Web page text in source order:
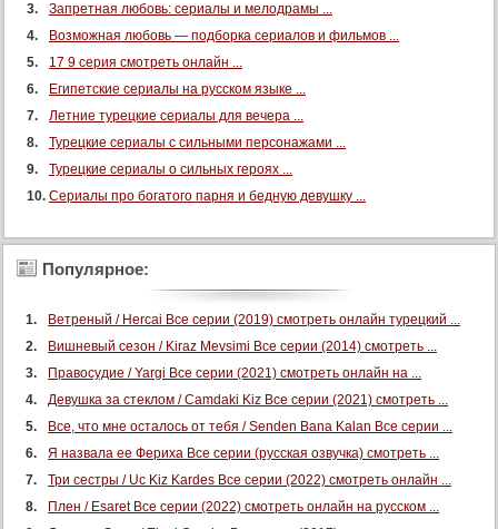
Запретная любовь: сериалы и мелодрамы ...
Возможная любовь — подборка сериалов и фильмов ...
17 9 серия смотреть онлайн ...
Египетские сериалы на русском языке ...
Летние турецкие сериалы для вечера ...
Турецкие сериалы с сильными персонажами ...
Турецкие сериалы о сильных героях ...
Сериалы про богатого парня и бедную девушку ...
Популярное:
Ветреный / Hercai Все серии (2019) смотреть онлайн турецкий ...
Вишневый сезон / Kiraz Mevsimi Все серии (2014) смотреть ...
Правосудие / Yargi Все серии (2021) смотреть онлайн на ...
Девушка за стеклом / Camdaki Kiz Все серии (2021) смотреть ...
Все, что мне осталось от тебя / Senden Bana Kalan Все серии ...
Я назвала ее Фериха Все серии (русская озвучка) смотреть ...
Три сестры / Uc Kiz Kardes Все серии (2022) смотреть онлайн ...
Плен / Esaret Все серии (2022) смотреть онлайн на русском ...